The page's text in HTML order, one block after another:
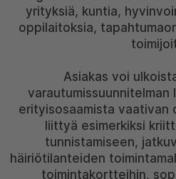
yrityksiä, kuntia,
oppilaitoksia,
Asiakas voi
varautumissuunnitelman
erityisosaamista vaativan
liittyä esimerkiksi
tunnistamiseen,
häiriötilanteiden
toimintakortteihin,